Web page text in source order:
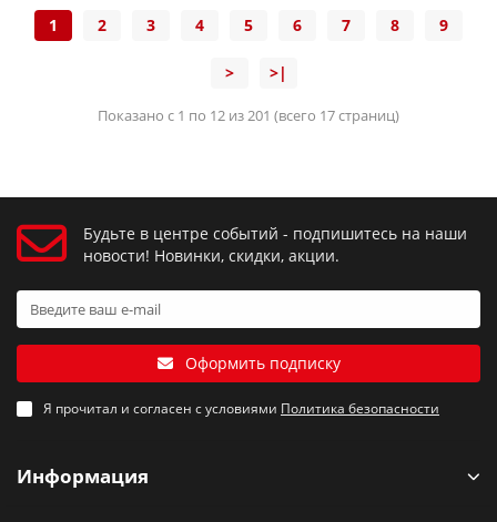
1 2 3 4 5 6 7 8 9
> >|
Показано с 1 по 12 из 201 (всего 17 страниц)
Будьте в центре событий - подпишитесь на наши
новости! Новинки, скидки, акции.
Оформить подписку
Я прочитал и согласен с условиями Политика безопасности
Информация